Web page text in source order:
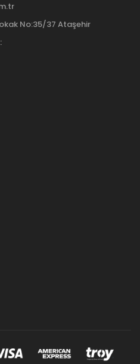
No:35/37 Ataşehir